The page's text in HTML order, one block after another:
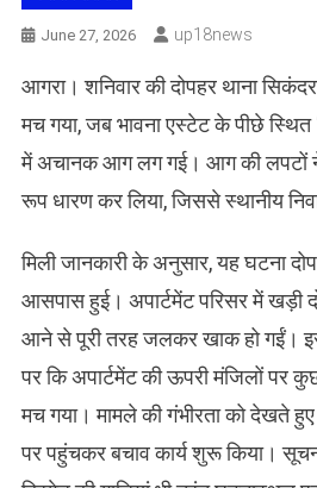
June 27, 2026 Up18news
आगरा। शनिवार की दोपहर थाना
मच गया, जब भावना एस्टेट के पीछे स्थित
में अचानक आग लग गई। आग की लपटों
रूप धारण कर लिया, जिससे स्थानीय
मिली जानकारी के अनुसार, यह घटना
आसपास हुई। अपार्टमेंट परिसर में खड़ी
आने से पूरी तरह जलकर खाक हो गईं।
पर कि अपार्टमेंट की ऊपरी मंजिलों पर
मच गया। मामले की गंभीरता को देखते
पर पहुंचकर बचाव कार्य शुरू किया।